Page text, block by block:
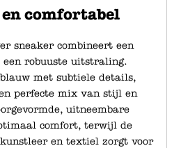
comfortabel
sneaker combineert een
robuuste uitstraling.
met subtiele details,
perfecte mix van stijl en
uitneembare
comfort, terwijl de
en textiel zorgt voor